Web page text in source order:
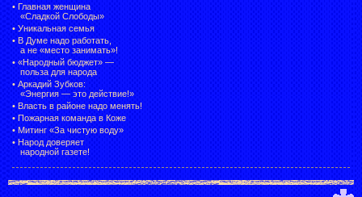
• Главная женщина
«Сладкой Слободы»
• Уникальная семья
• В Думе надо работать,
а не «место занимать»!
• «Народный бюджет» —
польза для народа
• Аркадий Зубков:
«Энергия — это действие!»
• Власть в районе надо менять!
• Пожарная команда в Коже
• Митинг «За чистую воду»
• Народ доверяет
народной газете!